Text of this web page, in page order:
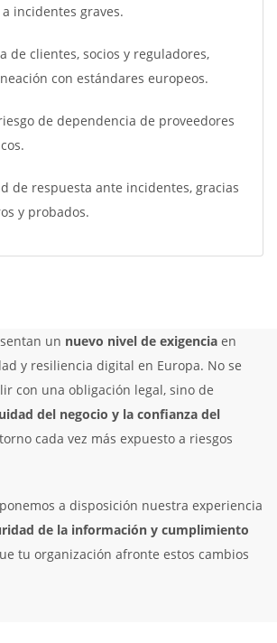
incidentes graves.
de clientes, socios y reguladores,
con estándares europeos.
de dependencia de proveedores
de respuesta ante incidentes, gracias
y probados.
un nuevo nivel de exigencia en
y resiliencia digital en Europa. No se
con una obligación legal, sino de
del negocio y la confianza del
cada vez más expuesto a riesgos
ponemos a disposición nuestra experiencia
de la información y cumplimiento
tu organización afronte estos cambios